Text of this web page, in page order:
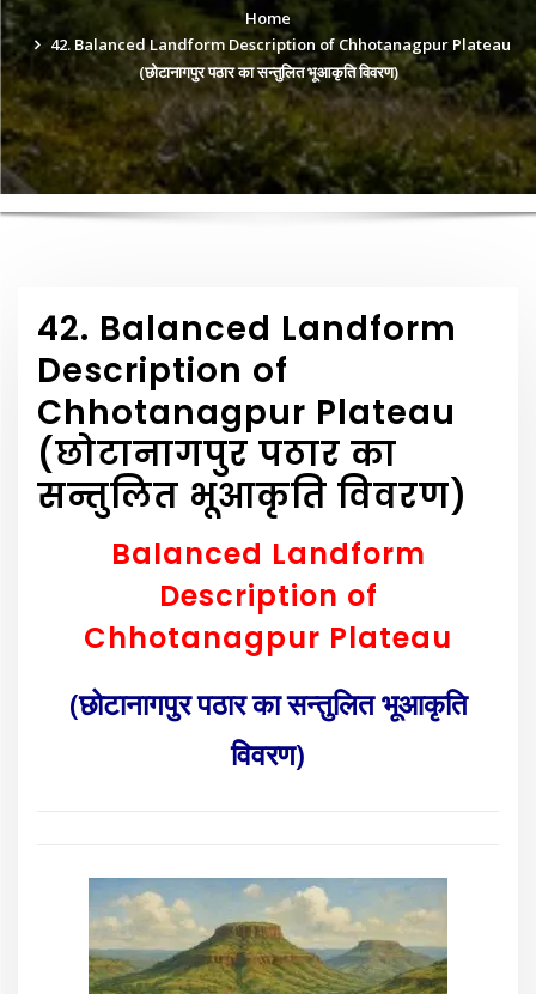
Home
42. Balanced Landform Description of Chhotanagpur Plateau
(छोटानागपुर पठार का सन्तुलित भूआकृति विवरण)
42. Balanced Landform
Description of
Chhotanagpur Plateau
(छोटानागपुर पठार का
सन्तुलित भूआकृति विवरण)
Balanced Landform
Description of
Chhotanagpur Plateau
(छोटानागपुर पठार का सन्तुलित भूआकृति
विवरण)